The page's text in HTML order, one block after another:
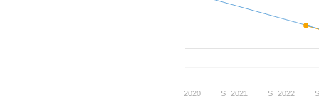
2020 2021 2022
S S